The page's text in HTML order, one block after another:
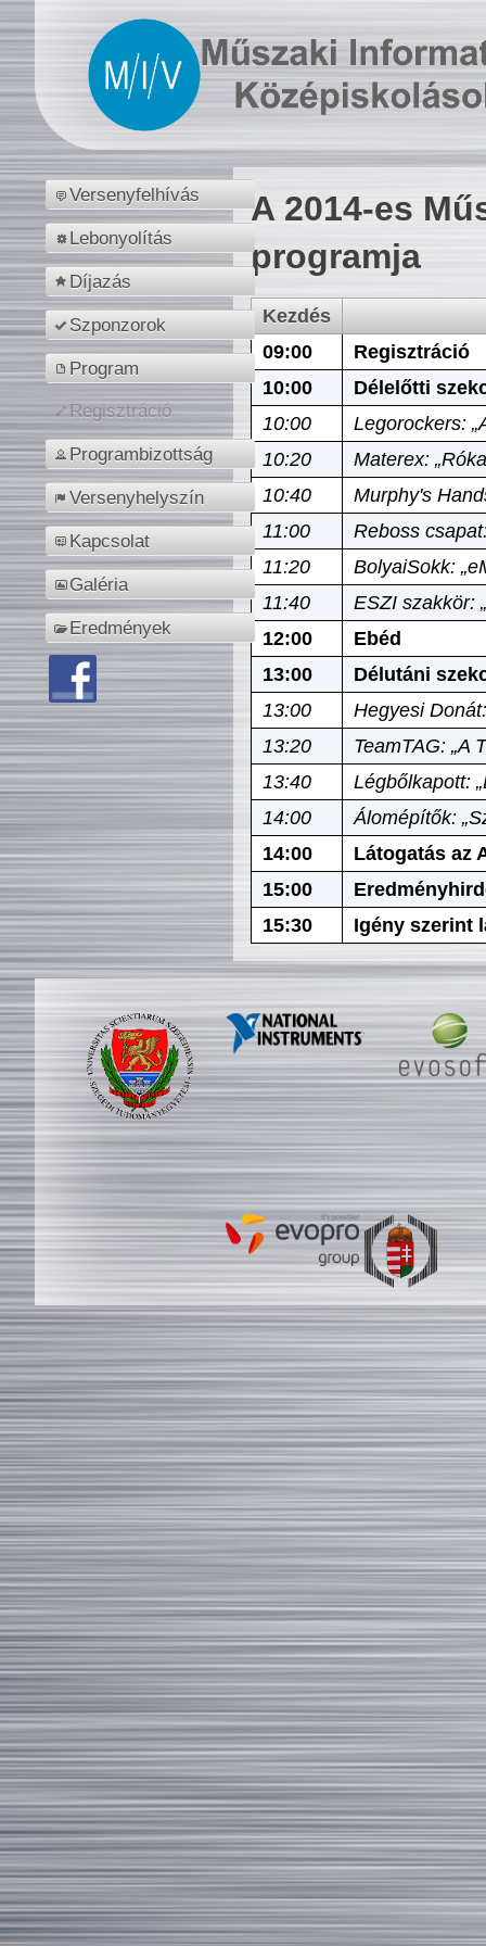
Versenyfelhívás
Lebonyolítás
Díjazás
Szponzorok
Program
Regisztráció
Programbizottság
Versenyhelyszín
Kapcsolat
Galéria
Eredmények
A 2014-es
programja
Kezdés
09:00
Regisztráció
10:00
Délelőtti
10:00
Legorockers:
10:20
Materex:
10:40
Murphy's
11:00
Reboss
11:20
BolyaiSokk:
11:40
ESZI szakkör:
12:00
Ebéd
13:00
Délutáni
13:00
Hegyesi
13:20
TeamTAG: „A
13:40
Légbőlkapott:
14:00
Álomépítők:
14:00
Látogatás az
15:00
15:30
Igény szerint